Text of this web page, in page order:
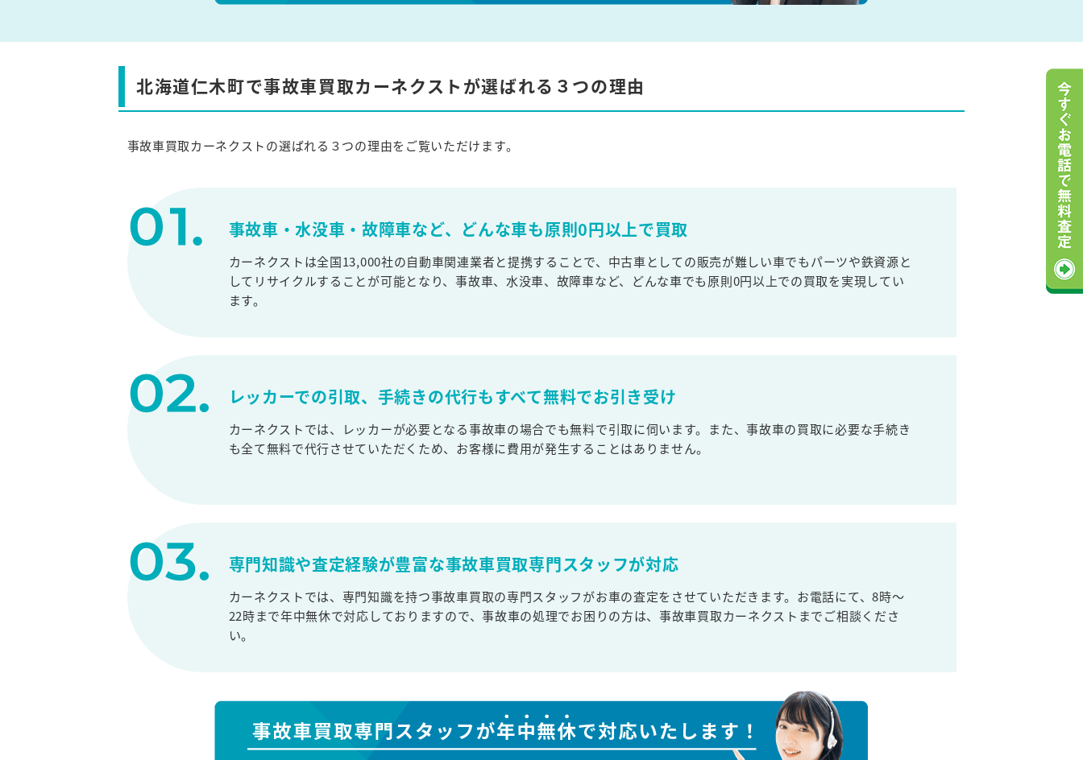
北海道仁木町で事故車買取カーネクストが選ばれる３つの理由
事故車買取カーネクストの選ばれる３つの理由をご覧いただけます。
事故車・水没車・故障車など、どんな車も原則0円以上で買取
カーネクストは全国13,000社の自動車関連業者と提携することで、中古車としての販売が難しい車でもパーツや鉄資源と
してリサイクルすることが可能となり、事故車、水没車、故障車など、どんな車でも原則0円以上での買取を実現してい
ます。
レッカーでの引取、手続きの代行もすべて無料でお引き受け
カーネクストでは、レッカーが必要となる事故車の場合でも無料で引取に伺います。また、事故車の買取に必要な手続き
も全て無料で代行させていただくため、お客様に費用が発生することはありません。
専門知識や査定経験が豊富な事故車買取専門スタッフが対応
カーネクストでは、専門知識を持つ事故車買取の専門スタッフがお車の査定をさせていただきます。お電話にて、8時～
22時まで年中無休で対応しておりますので、事故車の処理でお困りの方は、事故車買取カーネクストまでご相談くださ
い。